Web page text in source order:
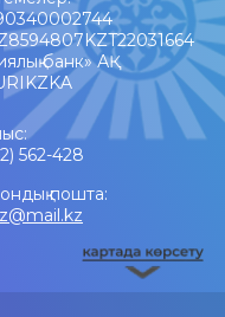
банк» АҚ
562-428
пошта: